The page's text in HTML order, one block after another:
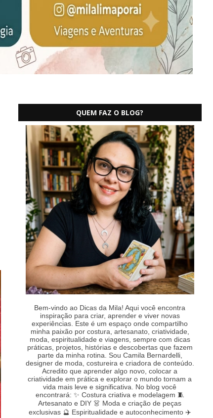
QUEM FAZ O BLOG?
Bem-vindo ao Dicas da Mila! Aqui você encontra
inspiração para criar, aprender e viver novas
experiências. Este é um espaço onde compartilho
minha paixão por costura, artesanato, criatividade,
moda, espiritualidade e viagens, sempre com dicas
práticas, projetos, histórias e descobertas que fazem
parte da minha rotina. Sou Camila Bernardelli,
designer de moda, costureira e criadora de conteúdo.
Acredito que aprender algo novo, colocar a
criatividade em prática e explorar o mundo tornam a
vida mais leve e significativa. No blog você
encontrará: ✨ Costura criativa e modelagem 🧵
Artesanato e DIY 👗 Moda e criação de peças
exclusivas 🔮 Espiritualidade e autoconhecimento ✈️